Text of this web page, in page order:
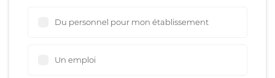
Du personnel pour mon établissement
Un emploi